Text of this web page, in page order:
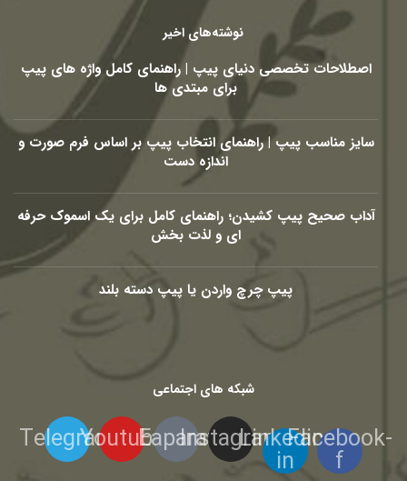
نوشته‌های اخیر
اصطلاحات تخصصی دنیای پیپ | راهنمای کامل واژه های پیپ
برای مبتدی ها
سایز مناسب پیپ | راهنمای انتخاب پیپ بر اساس فرم صورت و
اندازه دست
آداب صحیح پیپ کشیدن؛ راهنمای کامل برای یک اسموک حرفه
ای و لذت بخش
پیپ چرچ واردن یا پیپ دسته بلند
شبکه های اجتماعی
Facebook-
f
Linkedin-
in
Instagram
Eaparat
Youtube
Telegram